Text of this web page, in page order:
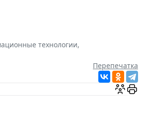
технологии,
Перепечатка